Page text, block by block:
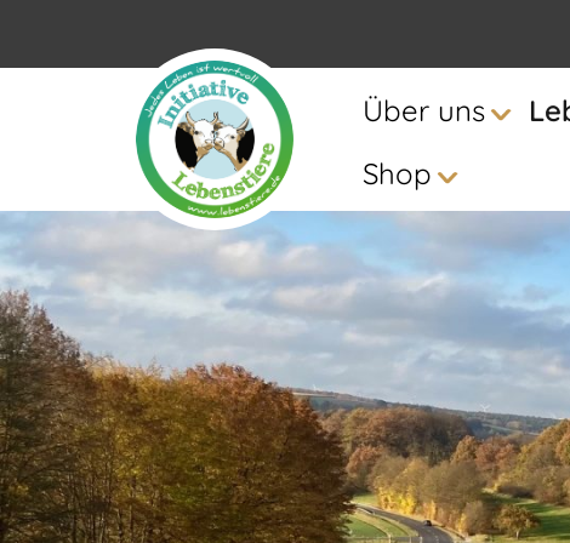
Über uns
Shop